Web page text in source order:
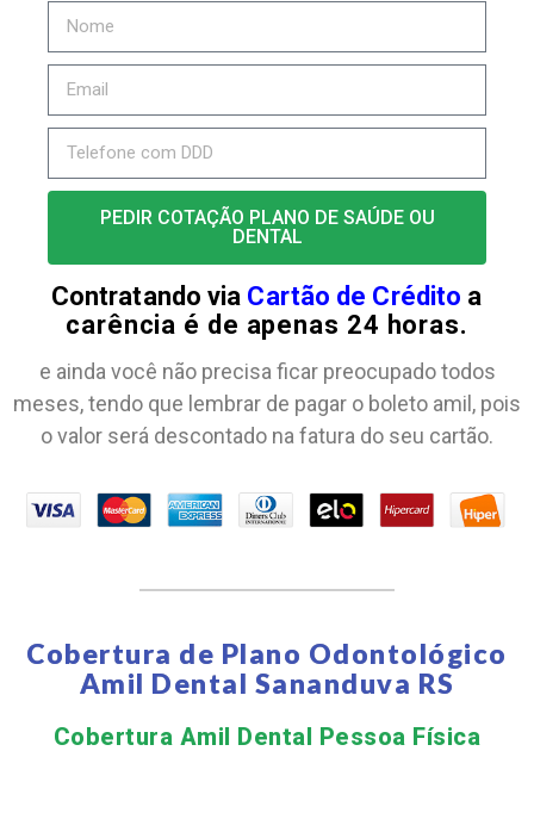
PEDIR COTAÇÃO PLANO DE SAÚDE OU
DENTAL
Contratando via Cartão de Crédito a
carência é de apenas 24 horas.
e ainda você não precisa ficar preocupado todos
meses, tendo que lembrar de pagar o boleto amil, pois
o valor será descontado na fatura do seu cartão.
Cobertura de Plano Odontológico
Amil Dental Sananduva RS
Cobertura Amil Dental Pessoa Física​